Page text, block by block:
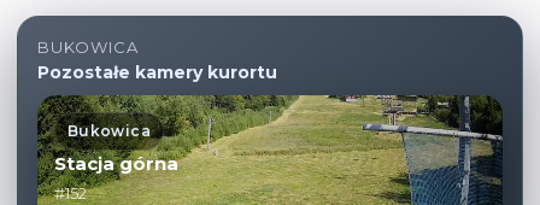
BUKOWICA
Pozostałe kamery kurortu
Bukowica
Stacja górna
#152